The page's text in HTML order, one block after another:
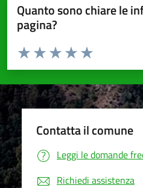
Quanto sono chiare le
pagina?
Valuta da 1 a 5 stelle la pagina
Valuta 5 stelle
Valuta 4 stelle su 5
Valuta 3 stelle su 5
Valuta 2 stelle su 5
Valuta 1 stelle su 5
Contatta il comune
Leggi le domande
Richiedi assistenza